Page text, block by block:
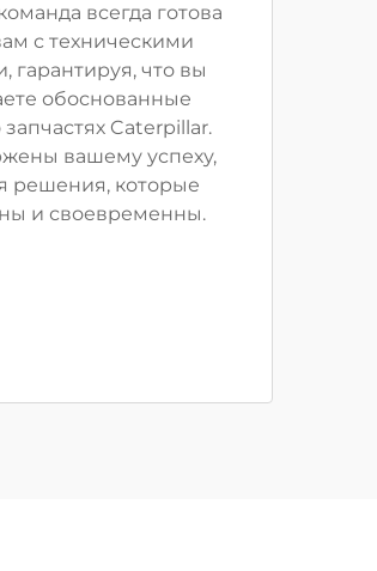
всегда готова
с техническими
гарантируя, что вы
обоснованные
Caterpillar.
вашему успеху,
решения, которые
и своевременны.